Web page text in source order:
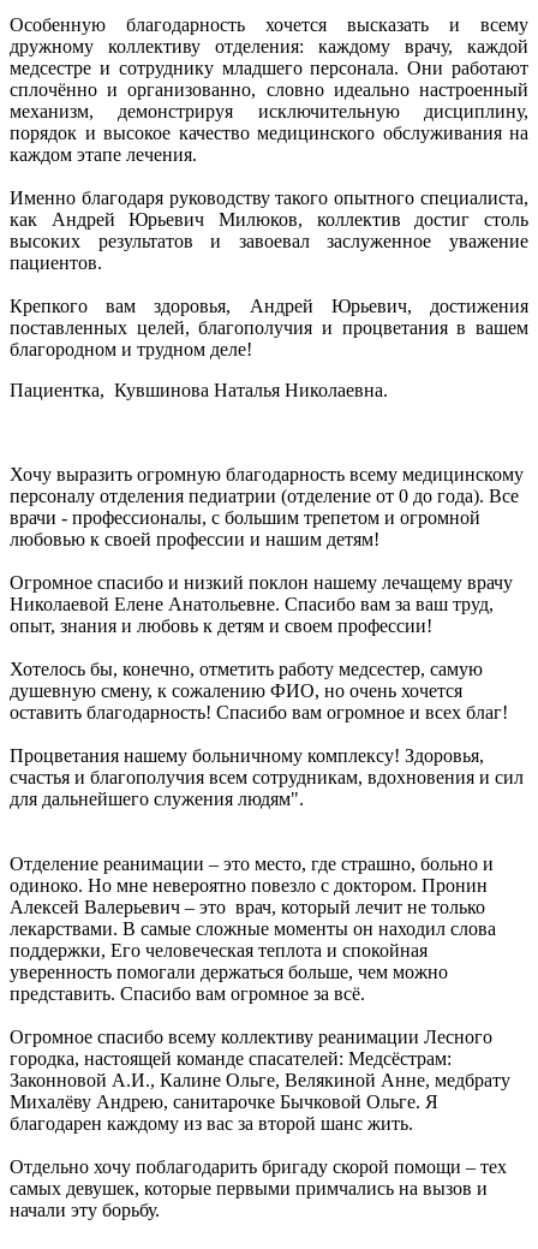
Особенную благодарность хочется высказать и всему
дружному коллективу отделения: каждому врачу, каждой
медсестре и сотруднику младшего персонала. Они работают
сплочённо и организованно, словно идеально настроенный
механизм, демонстрируя исключительную дисциплину,
порядок и высокое качество медицинского обслуживания на
каждом этапе лечения.
Именно благодаря руководству такого опытного специалиста,
как Андрей Юрьевич Милюков, коллектив достиг столь
высоких результатов и завоевал заслуженное уважение
пациентов.
Крепкого вам здоровья, Андрей Юрьевич, достижения
поставленных целей, благополучия и процветания в вашем
благородном и трудном деле!
Пациентка, Кувшинова Наталья Николаевна.
Хочу выразить огромную благодарность всему медицинскому
персоналу отделения педиатрии (отделение от 0 до года). Все
врачи - профессионалы, с большим трепетом и огромной
любовью к своей профессии и нашим детям!
Огромное спасибо и низкий поклон нашему лечащему врачу
Николаевой Елене Анатольевне. Спасибо вам за ваш труд,
опыт, знания и любовь к детям и своем профессии!
Хотелось бы, конечно, отметить работу медсестер, самую
душевную смену, к сожалению ФИО, но очень хочется
оставить благодарность! Спасибо вам огромное и всех благ!
Процветания нашему больничному комплексу! Здоровья,
счастья и благополучия всем сотрудникам, вдохновения и сил
для дальнейшего служения людям".
Отделение реанимации – это место, где страшно, больно и
одиноко. Но мне невероятно повезло с доктором. Пронин
Алексей Валерьевич – это врач, который лечит не только
лекарствами. В самые сложные моменты он находил слова
поддержки, Его человеческая теплота и спокойная
уверенность помогали держаться больше, чем можно
представить. Спасибо вам огромное за всё.
Огромное спасибо всему коллективу реанимации Лесного
городка, настоящей команде спасателей: Медсёстрам:
Законновой А.И., Калине Ольге, Велякиной Анне, медбрату
Михалёву Андрею, санитарочке Бычковой Ольге. Я
благодарен каждому из вас за второй шанс жить.
Отдельно хочу поблагодарить бригаду скорой помощи – тех
самых девушек, которые первыми примчались на вызов и
начали эту борьбу.